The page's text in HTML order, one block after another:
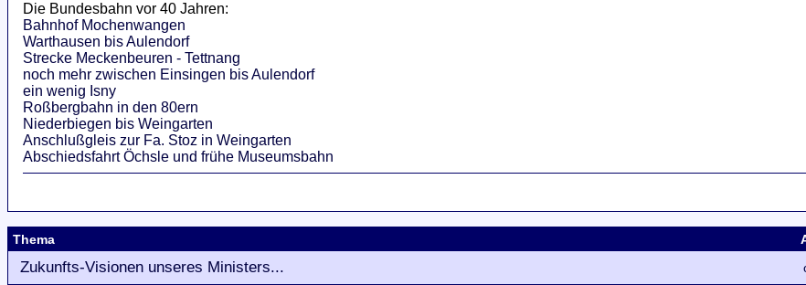
Die Bundesbahn vor 40 Jahren:
Bahnhof Mochenwangen
Warthausen bis Aulendorf
Strecke Meckenbeuren - Tettnang
noch mehr zwischen Einsingen bis Aulendorf
ein wenig Isny
Roßbergbahn in den 80ern
Niederbiegen bis Weingarten
Anschlußgleis zur Fa. Stoz in Weingarten
Abschiedsfahrt Öchsle und frühe Museumsbahn
Thema
Zukunfts-Visionen unseres Ministers...